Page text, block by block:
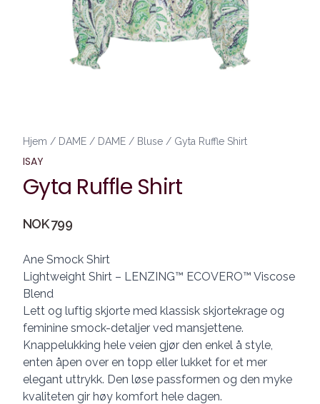
Hjem / DAME / DAME / Bluse / Gyta Ruffle Shirt
ISAY
Gyta Ruffle Shirt
Produktdetaljer
NOK 799
Description
Ane Smock Shirt
Lightweight Shirt – LENZING™ ECOVERO™ Viscose
Blend
Lett og luftig skjorte med klassisk skjortekrage og
feminine smock-detaljer ved mansjettene.
Knappelukking hele veien gjør den enkel å style,
enten åpen over en topp eller lukket for et mer
elegant uttrykk. Den løse passformen og den myke
kvaliteten gir høy komfort hele dagen.